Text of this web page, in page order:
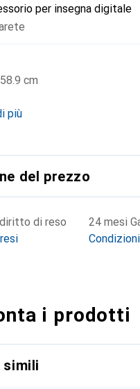
per insegna digitale
cm
più
del prezzo
di reso
24 mesi
i prodotti